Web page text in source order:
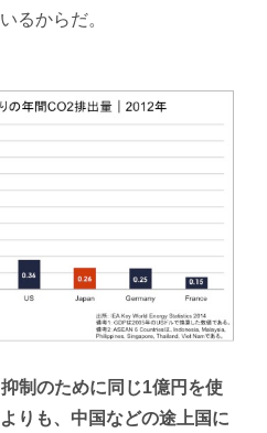
るからだ。
制のために同じ1億円を使
りも、中国などの途上国に